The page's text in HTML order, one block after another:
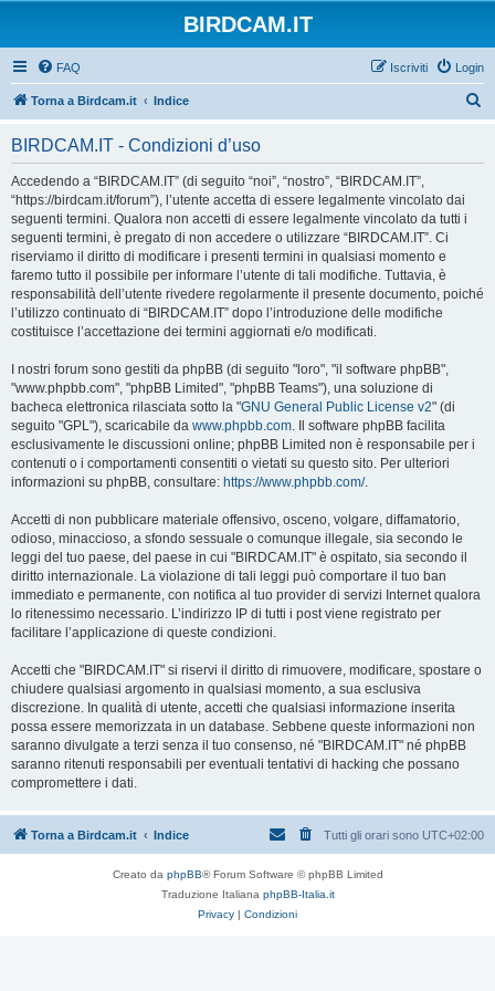
BIRDCAM.IT
FAQ Login
Iscriviti
Torna a Birdcam.it Indice
BIRDCAM.IT - Condizioni d’uso
Accedendo a “BIRDCAM.IT” (di seguito “noi”, “nostro”, “BIRDCAM.IT”,
“https://birdcam.it/forum”), l’utente accetta di essere legalmente vincolato dai
seguenti termini. Qualora non accetti di essere legalmente vincolato da tutti i
seguenti termini, è pregato di non accedere o utilizzare “BIRDCAM.IT”. Ci
riserviamo il diritto di modificare i presenti termini in qualsiasi momento e
faremo tutto il possibile per informare l’utente di tali modifiche. Tuttavia, è
responsabilità dell’utente rivedere regolarmente il presente documento, poiché
l’utilizzo continuato di “BIRDCAM.IT” dopo l’introduzione delle modifiche
costituisce l’accettazione dei termini aggiornati e/o modificati.
I nostri forum sono gestiti da phpBB (di seguito "loro", "il software phpBB",
"www.phpbb.com", "phpBB Limited", "phpBB Teams"), una soluzione di
bacheca elettronica rilasciata sotto la "GNU General Public License v2" (di
seguito "GPL"), scaricabile da www.phpbb.com. Il software phpBB facilita
esclusivamente le discussioni online; phpBB Limited non è responsabile per i
contenuti o i comportamenti consentiti o vietati su questo sito. Per ulteriori
informazioni su phpBB, consultare: https://www.phpbb.com/.
Accetti di non pubblicare materiale offensivo, osceno, volgare, diffamatorio,
odioso, minaccioso, a sfondo sessuale o comunque illegale, sia secondo le
leggi del tuo paese, del paese in cui "BIRDCAM.IT" è ospitato, sia secondo il
diritto internazionale. La violazione di tali leggi può comportare il tuo ban
immediato e permanente, con notifica al tuo provider di servizi Internet qualora
lo ritenessimo necessario. L’indirizzo IP di tutti i post viene registrato per
facilitare l’applicazione di queste condizioni.
Accetti che "BIRDCAM.IT" si riservi il diritto di rimuovere, modificare, spostare o
chiudere qualsiasi argomento in qualsiasi momento, a sua esclusiva
discrezione. In qualità di utente, accetti che qualsiasi informazione inserita
possa essere memorizzata in un database. Sebbene queste informazioni non
saranno divulgate a terzi senza il tuo consenso, né "BIRDCAM.IT" né phpBB
saranno ritenuti responsabili per eventuali tentativi di hacking che possano
compromettere i dati.
Torna a Birdcam.it Indice Tutti gli orari sono UTC+02:00
Creato da phpBB® Forum Software © phpBB Limited
Traduzione Italiana phpBB-Italia.it
Privacy | Condizioni